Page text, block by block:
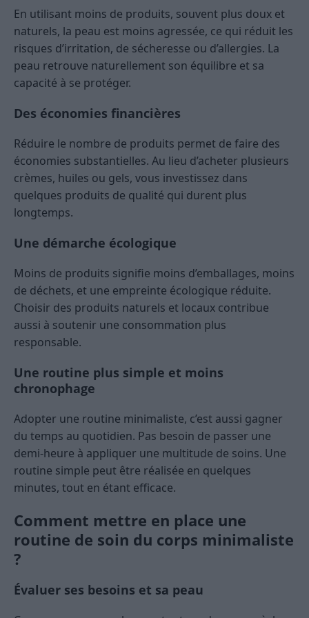
En utilisant moins de produits, souvent plus doux et
naturels, la peau est moins agressée, ce qui réduit les
risques d’irritation, de sécheresse ou d’allergies. La
peau retrouve naturellement son équilibre et sa
capacité à se protéger.
Des économies financières
Réduire le nombre de produits permet de faire des
économies substantielles. Au lieu d’acheter plusieurs
crèmes, huiles ou gels, vous investissez dans
quelques produits de qualité qui durent plus
longtemps.
Une démarche écologique
Moins de produits signifie moins d’emballages, moins
de déchets, et une empreinte écologique réduite.
Choisir des produits naturels et locaux contribue
aussi à soutenir une consommation plus
responsable.
Une routine plus simple et moins
chronophage
Adopter une routine minimaliste, c’est aussi gagner
du temps au quotidien. Pas besoin de passer une
demi-heure à appliquer une multitude de soins. Une
routine simple peut être réalisée en quelques
minutes, tout en étant efficace.
Comment mettre en place une
routine de soin du corps minimaliste
?
Évaluer ses besoins et sa peau